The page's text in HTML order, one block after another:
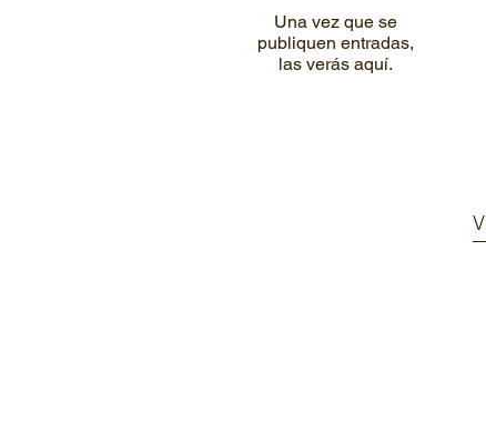
Una vez que se
publiquen entradas,
las verás aquí.